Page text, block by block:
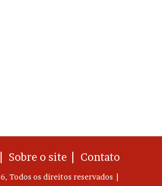
Sobre o site | Contato
Todos os direitos reservados |